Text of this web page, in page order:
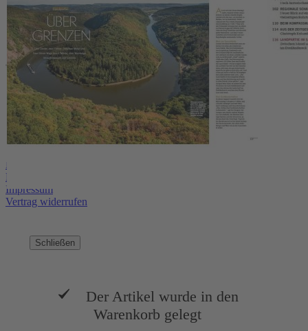
Service
Hersteller
Abo bestellen
Widerruf
AGB
Datenschutz
Barrierefreiheitserklärung
Impressum
Vertrag widerrufen
Schließen
Der Artikel wurde in den
Warenkorb gelegt